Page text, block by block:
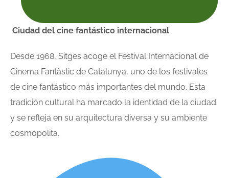
Ciudad del cine fantástico internacional
Desde 1968, Sitges acoge el Festival Internacional de
Cinema Fantàstic de Catalunya, uno de los festivales
de cine fantástico más importantes del mundo. Esta
tradición cultural ha marcado la identidad de la ciudad
y se refleja en su arquitectura diversa y su ambiente
cosmopolita.